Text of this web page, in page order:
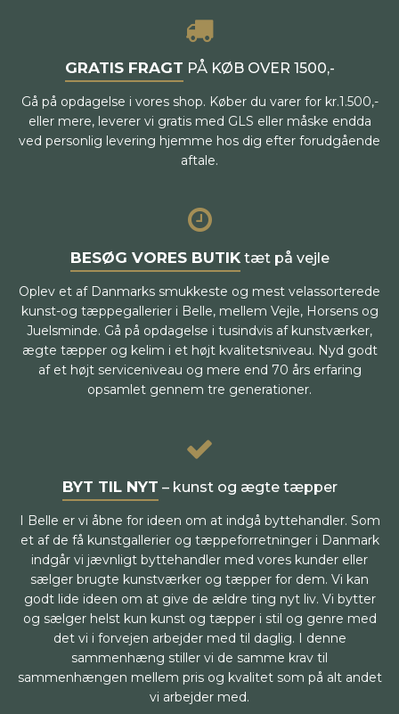
GRATIS FRAGT PÅ KØB OVER 1500,-
Gå på opdagelse i vores shop. Køber du varer for kr.1.500,-
eller mere, leverer vi gratis med GLS eller måske endda
ved personlig levering hjemme hos dig efter forudgående
aftale.
BESØG VORES BUTIKtæt på vejle
Oplev et af Danmarks smukkeste og mest velassorterede
kunst-og tæppegallerier i Belle, mellem Vejle, Horsens og
Juelsminde. Gå på opdagelse i tusindvis af kunstværker,
ægte tæpper og kelim i et højt kvalitetsniveau. Nyd godt
af et højt serviceniveau og mere end 70 års erfaring
opsamlet gennem tre generationer.
BYT TIL NYT – kunst og ægte tæpper
I Belle er vi åbne for ideen om at indgå byttehandler. Som
et af de få kunstgallerier og tæppeforretninger i Danmark
indgår vi jævnligt byttehandler med vores kunder eller
sælger brugte kunstværker og tæpper for dem. Vi kan
godt lide ideen om at give de ældre ting nyt liv. Vi bytter
og sælger helst kun kunst og tæpper i stil og genre med
det vi i forvejen arbejder med til daglig. I denne
sammenhæng stiller vi de samme krav til
sammenhængen mellem pris og kvalitet som på alt andet
vi arbejder med.